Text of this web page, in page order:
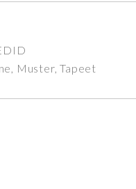
, Muster,Tapeet